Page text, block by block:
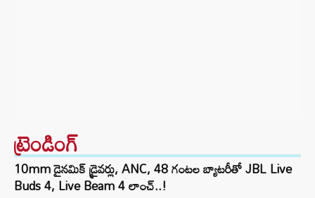
ట్రెండింగ్‌
10mm డైనమిక్ డ్రైవర్లు, ANC, 48 గంటల బ్యాటరీతో JBL Live
Buds 4, Live Beam 4 లాంచ్..!